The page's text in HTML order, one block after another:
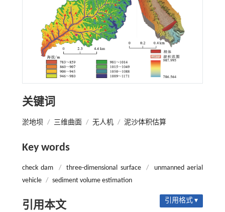
关键词
淤地坝 / 三维曲面 / 无人机 / 泥沙体积估算
Key words
check dam / three-dimensional surface /
unmanned aerial
vehicle / sediment volume estimation
引用本文 引用格式 ▾